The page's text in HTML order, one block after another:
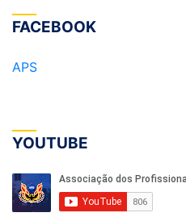
FACEBOOK
APS
YOUTUBE